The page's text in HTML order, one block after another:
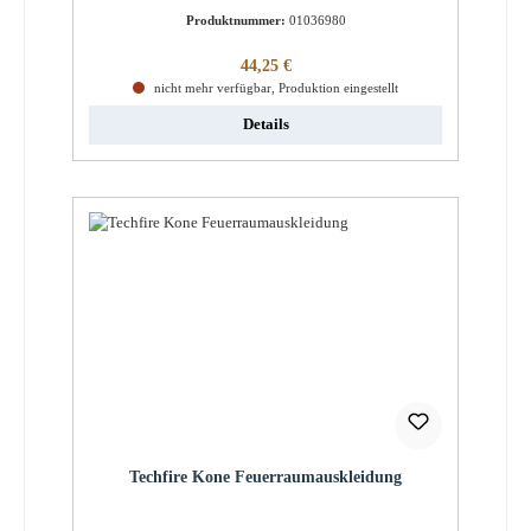
Produktnummer: 01036980
Regulärer Preis:
44,25 €
nicht mehr verfügbar, Produktion eingestellt
Details
Techfire Kone Feuerraumauskleidung